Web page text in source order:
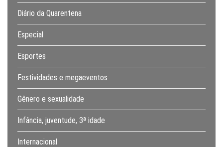
Diário da Quarentena
Especial
Esportes
Festividades e megaeventos
Gênero e sexualidade
Infância, juventude, 3ª idade
Internacional